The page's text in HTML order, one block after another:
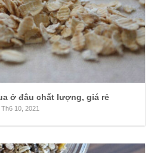
ở đâu chất lượng, giá rẻ
Th6 10, 2021